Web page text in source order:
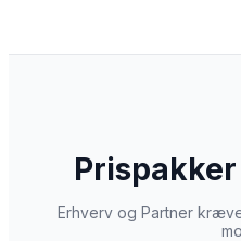
Erhverv og Partner